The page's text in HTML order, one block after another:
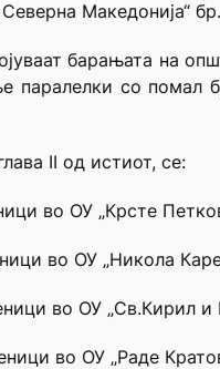
Македонија“
барањата на
паралелки со помал
II од истиот, се:
во ОУ „Крсте
во ОУ „Никола
во ОУ „Св.Кирил
во ОУ „Раде